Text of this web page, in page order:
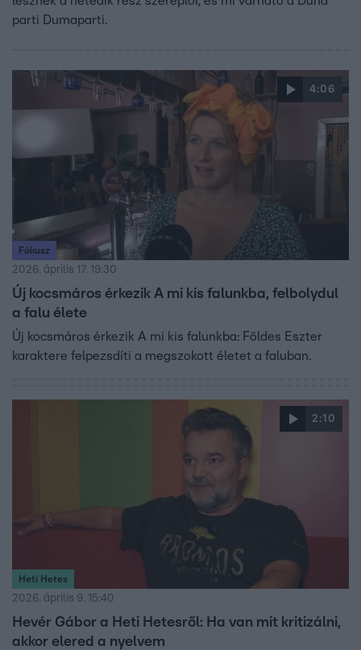
parti Dumaparti.
4:06
Fókusz
2026. április 17. 19:30
Új kocsmáros érkezik A mi kis falunkba, felbolydul
a falu élete
Új kocsmáros érkezik A mi kis falunkba: Földes Eszter
karaktere felpezsdíti a megszokott életet a faluban.
2:10
Heti Hetes
2026. április 9. 15:40
Hevér Gábor a Heti Hetesről: Ha van mit kritizálni,
akkor elered a nyelvem